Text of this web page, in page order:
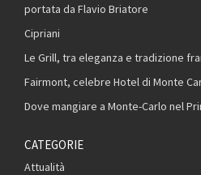
portata da Flavio Briatore
Cipriani
Le Grill, tra eleganza e tradizione
Fairmont, celebre Hotel di Monte
Dove mangiare a Monte-Carlo nel
CATEGORIE
Attualità